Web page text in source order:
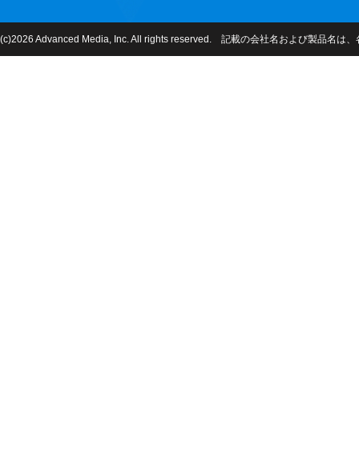
(c)2026 Advanced Media, Inc. All rights reserved. 記載の会社名および製品名は、